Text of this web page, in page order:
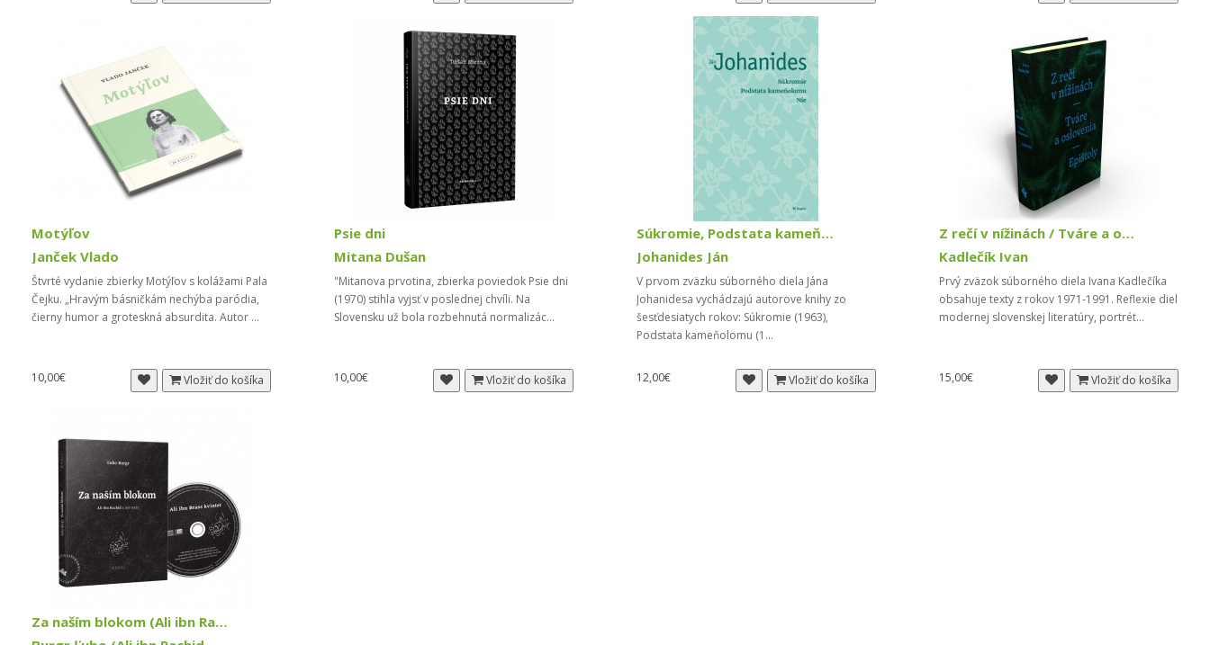
Motýľov
Janček Vlado
Štvrté vydanie zbierky Motýľov s kolážami Pala
Čejku. „Hravým básničkám nechýba paródia,
čierny humor a groteskná absurdita. Autor ...
10,00€ Vložiť do košíka
Psie dni
Mitana Dušan
"Mitanova prvotina, zbierka poviedok Psie dni
(1970) stihla vyjsť v poslednej chvíli. Na
Slovensku už bola rozbehnutá normalizác...
10,00€ Vložiť do košíka
Súkromie, Podstata kameňolomu, Nie
Johanides Ján
V prvom zväzku súborného diela Jána
Johanidesa vychádzajú autorove knihy zo
šesťdesiatych rokov: Súkromie (1963),
Podstata kameňolomu (1...
12,00€ Vložiť do košíka
Z rečí v nížinách / Tváre a oslovenia / Epištoly
Kadlečík Ivan
Prvý zväzok súborného diela Ivana Kadlečíka
obsahuje texty z rokov 1971-1991. Reflexie diel
modernej slovenskej literatúry, portrét...
15,00€ Vložiť do košíka
Za naším blokom (Ali ibn Rachid a iné texty)